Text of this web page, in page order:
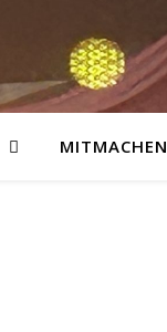
MITMACHEN